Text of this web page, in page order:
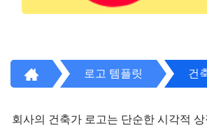
로고 템플릿 건
회사의 건축가 로고는 단순한 시각적